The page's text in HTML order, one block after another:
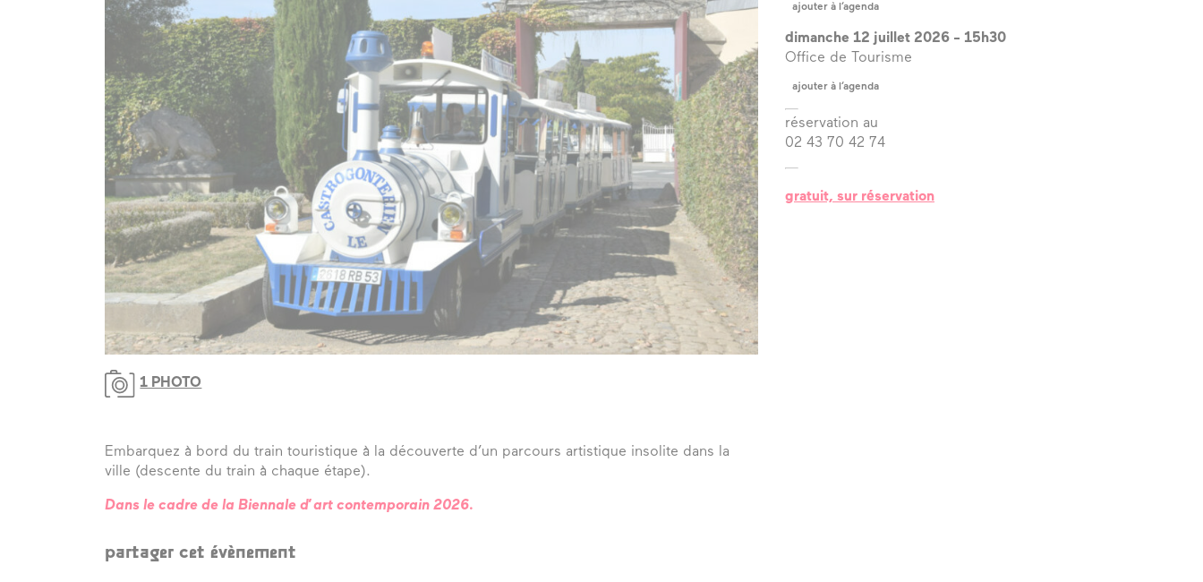
?
l’équipe
les espaces
les partenaires
la transition
écologique
1 PHOTO
Embarquez à bord du train touristique à la découverte d’un parcours artistique insolite dans la
ville (descente du train à chaque étape).
Dans le cadre de la Biennale d’art contemporain 2026.
partager cet évènement
ajouter à l’agenda
dimanche 12 juillet 2026 - 15h30
Office de Tourisme
ajouter à l’agenda
réservation au
02 43 70 42 74
gratuit, sur réservation